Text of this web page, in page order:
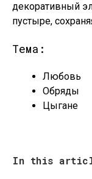
декоративный
пустыре,
Тема:
Любовь
Обряды
Цыгане
In this